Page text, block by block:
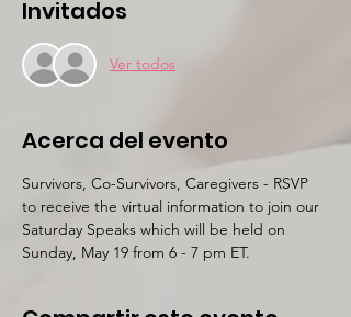
Invitados
Ver todos
Acerca del evento
Survivors, Co-Survivors, Caregivers - RSVP
to receive the virtual information to join our
Saturday Speaks which will be held on
Sunday, May 19 from 6 - 7 pm ET.